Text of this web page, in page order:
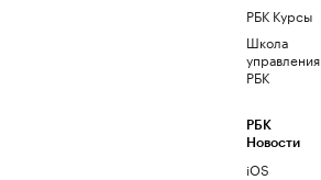
РБК Курсы
Школа
управления
РБК
РБК
Новости
iOS